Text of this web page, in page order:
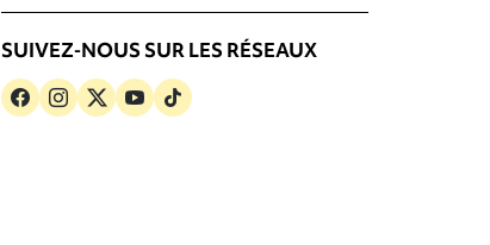
SUIVEZ-NOUS SUR LES RÉSEAUX